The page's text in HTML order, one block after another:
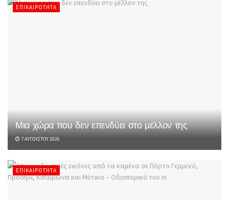
ΕΠΙΚΑΙΡΌΤΗΤΑ
Μια χώρα που δεν επενδύει στο μέλλον της
7 ΑΥΓΟΎΣΤΟΥ 2026
ΕΠΙΚΑΙΡΌΤΗΤΑ